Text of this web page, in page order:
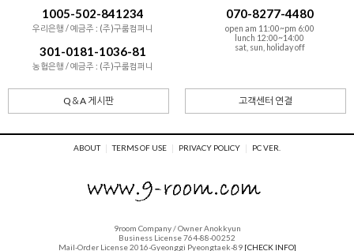
1005-502-841234
우리은행 / 예금주 : (주)구룸컴퍼니
301-0181-1036-81
농협은행 / 예금주 : (주)구룸컴퍼니
070-8277-4480
open am 11:00~pm 6:00
lunch 12:00~14:00
sat, sun, holiday off
Q＆A 게시판 고객센터 연결
ABOUT TERMS OF USE PRIVACY POLICY PC VER.
9room Company / Owner Anokkyun
Business License 764-88-00252
Mail-Order License 2016-Gyeonggi Pyeongtaek-89 [CHECK INFO]